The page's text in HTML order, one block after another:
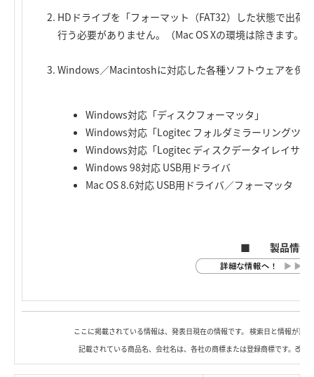
HDドライブを「フォーマット（FAT32）した状態で出荷
行う必要がありません。（Mac OS Xの環境は除きます。）
Windows／Macintoshに対応した各種ソフトウェアを保
Windows対応「ディスクフォーマッタ」
Windows対応「Logitec フォルダミラーリングツー
Windows対応「Logitec ディスクデータイレイサ」
Windows 98対応 USB用ドライバ
Mac OS 8.6対応 USB用ドライバ／フォーマッタ
■ 製品情
ここに掲載されている情報は、発表日現在の情報です。 検索日と情報が異
記載されている商品名、会社名は、各社の商標または登録商標です。改